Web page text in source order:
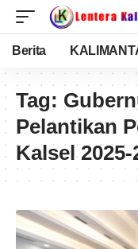
Berita
Tag:
Pelantikan
Kalsel 2025-